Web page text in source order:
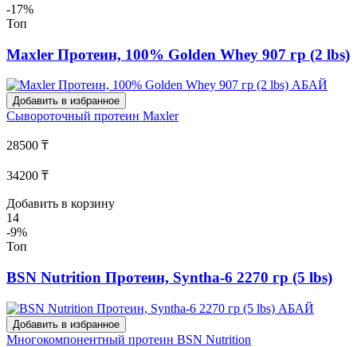
-17%
Топ
Maxler Протеин, 100% Golden Whey 907 гр (2 lbs)
Добавить в избранное
Сывороточный протеин Maxler
28500 ₸
34200 ₸
Добавить в корзину
14
-9%
Топ
BSN Nutrition Протеин, Syntha-6 2270 гр (5 lbs)
Добавить в избранное
Многокомпонентный протеин BSN Nutrition